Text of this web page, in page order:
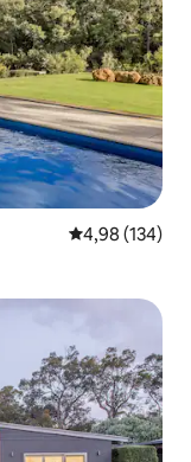
4,98 de uma
4,98 (134)